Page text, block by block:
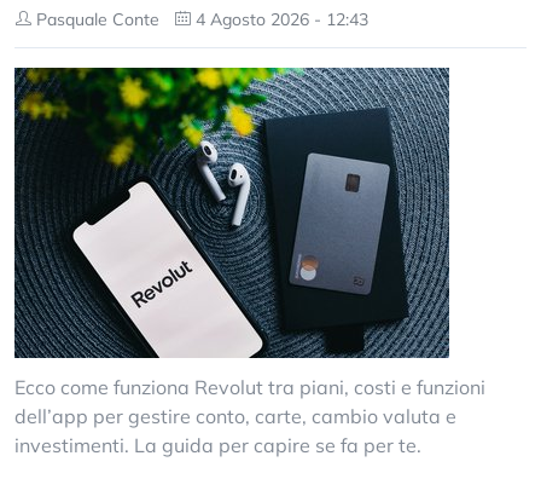
Pasquale Conte 4 Agosto 2026 - 12:43
Ecco come funziona Revolut tra piani, costi e funzioni
dell’app per gestire conto, carte, cambio valuta e
investimenti. La guida per capire se fa per te.